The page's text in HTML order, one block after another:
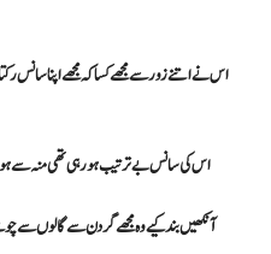
اس نے اتنے زور سے مجھے کسا کہ مجھے اپنا
اس کی سانس بے ترتیب ہو رہی تھی منہ سے
آنکھیں بند کیے وہ مجھے گردن سے گالوں سے